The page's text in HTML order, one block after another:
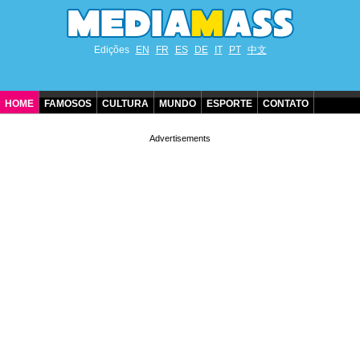
Edições EN FR ES DE IT PT 中文
HOME FAMOSOS CULTURA MUNDO ESPORTE CONTATO